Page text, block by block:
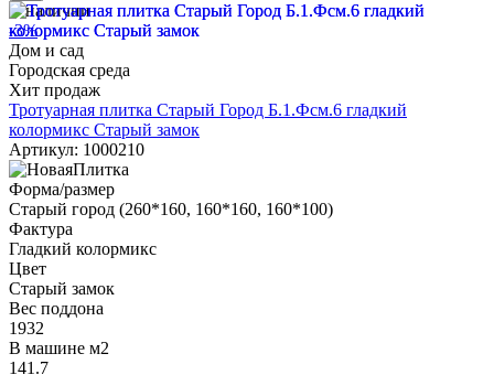
В наличии
-3%
Дом и сад
Городская среда
Хит продаж
Тротуарная плитка Старый Город Б.1.Фсм.6 гладкий
колормикс Старый замок
Артикул: 1000210
Форма/размер
Старый город (260*160, 160*160, 160*100)
Фактура
Гладкий колормикс
Цвет
Старый замок
Вес поддона
1932
В машине м2
141.7